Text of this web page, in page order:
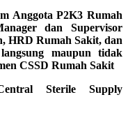
Anggota P2K3 Rumah
dan Supervisor
HRD Rumah Sakit, dan
maupun tidak
CSSD Rumah Sakit
Sterile Supply